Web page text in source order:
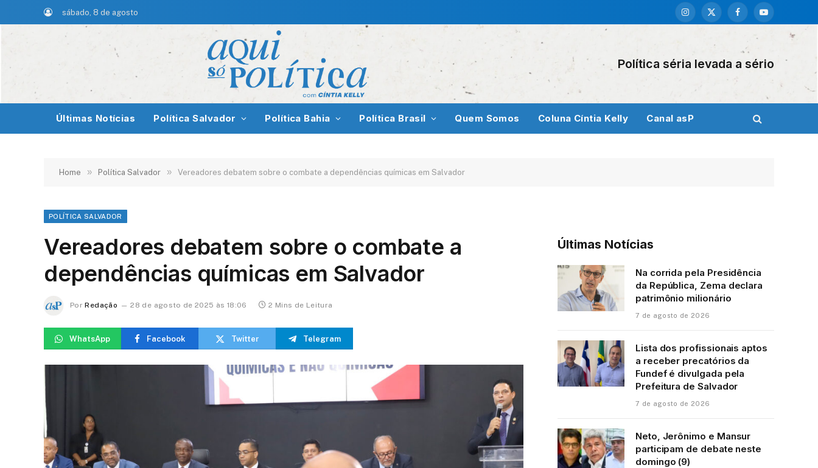
sábado, 8 de agosto
Instagram
X
FacebookYouTube
Política séria levada a sério
Últimas Notícias Política Salvador Política Bahia Política Brasil Quem Somos Coluna Cíntia Kelly Canal asP
Home » Política Salvador » Vereadores debatem sobre o combate a dependências químicas em Salvador
POLÍTICA SALVADOR
Vereadores debatem sobre o combate a
dependências químicas em Salvador
Por Redação 28 de agosto de 2025 às 18:06 2 Mins de Leitura
WhatsApp Facebook Twitter Telegram
Últimas Notícias
Na corrida pela Presidência
da República, Zema declara
patrimônio milionário
7 de agosto de 2026
Lista dos profissionais aptos
a receber precatórios da
Fundef é divulgada pela
Prefeitura de Salvador
7 de agosto de 2026
Neto, Jerônimo e Mansur
participam de debate neste
domingo (9)